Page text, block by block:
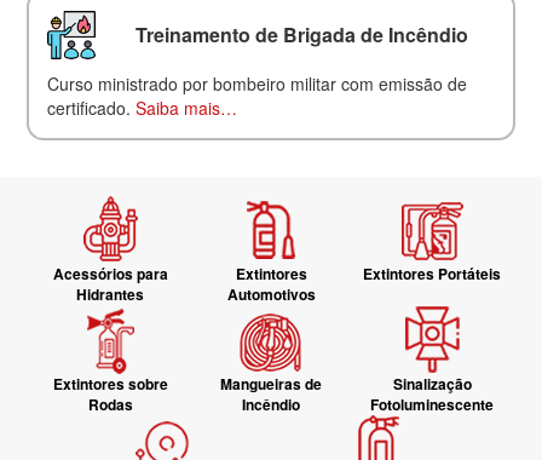
Treinamento de Brigada de Incêndio
Curso ministrado por bombeiro militar com emissão de
certificado.Saiba mais…
Acessórios para
Hidrantes
Extintores
Automotivos
Extintores Portáteis
Extintores sobre
Rodas
Mangueiras de
Incêndio
Sinalização
Fotoluminescente